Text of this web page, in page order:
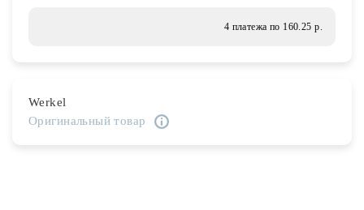
4 платежа по 160.25 р.
Werkel
Оригинальный товар